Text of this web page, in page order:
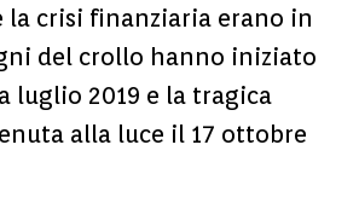
la crisi finanziaria erano in
del crollo hanno iniziato
luglio 2019 e la tragica
alla luce il 17 ottobre